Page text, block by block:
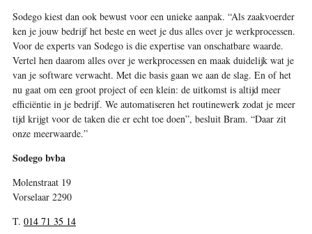
Sodego kiest dan ook bewust voor een unieke aanpak. “Als zaakvoerder
ken je jouw bedrijf het beste en weet je dus alles over je werkprocessen.
Voor de experts van Sodego is die expertise van onschatbare waarde.
Vertel hen daarom alles over je werkprocessen en maak duidelijk wat je
van je software verwacht. Met die basis gaan we aan de slag. En of het
nu gaat om een groot project of een klein: de uitkomst is altijd meer
efficiëntie in je bedrijf. We automatiseren het routinewerk zodat je meer
tijd krijgt voor de taken die er echt toe doen”, besluit Bram. “Daar zit
onze meerwaarde.”
Sodego bvba
Molenstraat 19
Vorselaar 2290
T. 014 71 35 14